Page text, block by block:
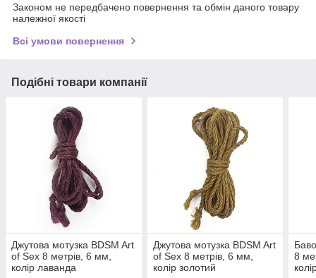
Законом не передбачено повернення та обмін даного товару
належної якості
Всі умови повернення
Подібні товари компанії
Джутова мотузка BDSM Art
of Sex 8 метрів, 6 мм,
колір лаванда
Джутова мотузка BDSM Art
of Sex 8 метрів, 6 мм,
колір золотий
8